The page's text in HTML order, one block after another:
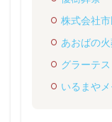
株式会社市
あおばの
グラーテ
いるまや